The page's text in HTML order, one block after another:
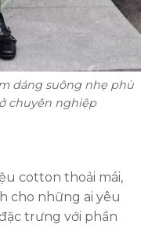
dáng suông nhẹ phù
chuyên nghiệp
cotton thoải mái,
cho những ai yêu
trưng với phần